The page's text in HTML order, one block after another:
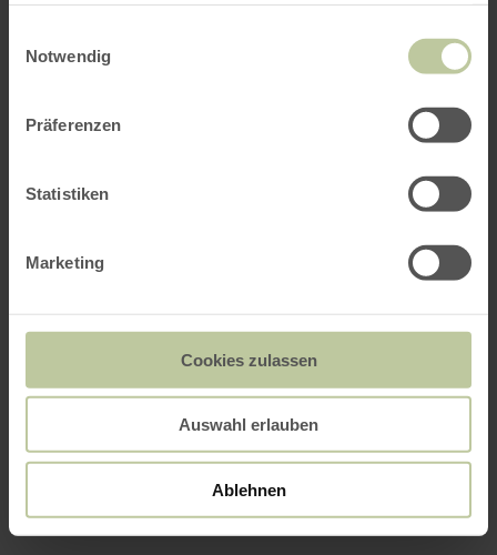
Notwendig
Präferenzen
Statistiken
Marketing
Cookies zulassen
Auswahl erlauben
Ablehnen